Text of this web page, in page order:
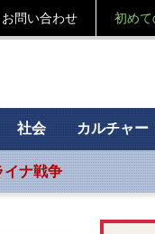
お問い合わせ 初めて
社会 カルチャー
イナ戦争